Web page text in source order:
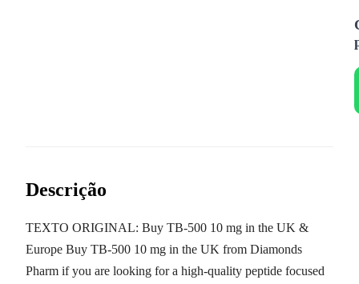
Descrição
TEXTO ORIGINAL: Buy TB-500 10 mg in the UK &
Europe Buy TB-500 10 mg in the UK from Diamonds
Pharm if you are looking for a high-quality peptide focused